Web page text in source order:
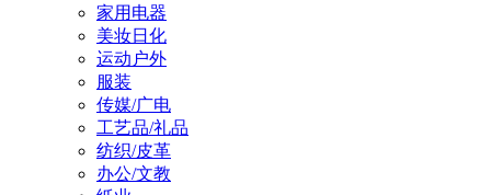
家用电器
美妆日化
运动户外
服装
传媒/广电
工艺品/礼品
纺织/皮革
办公/文教